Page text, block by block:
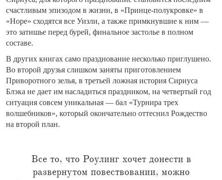
счастливым эпизодом в жизни, в «Принце-полукровке» в
«Норе» сходятся все Уизли, а также примкнувшие к ним —
это затишье перед бурей, финальное застолье в полном
составе.
В других книгах само празднование несколько приглушено.
Во второй друзья слишком заняты приготовлением
Приворотного зелья, в третьей ложная история Сириуса
Блэка не дает им насладиться праздником, на четвертый год
ситуация совсем уникальная — бал «Турнира трех
волшебников», который окончательно оттеснил Рождество
на второй план.
Все то, что Роулинг хочет донести в
развернутом повествовании, можно